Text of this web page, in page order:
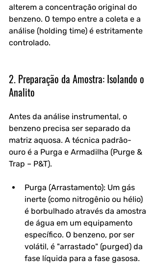
alterem a concentração original do
benzeno. O tempo entre a coleta e a
análise (holding time) é estritamente
controlado.
2. Preparação da Amostra: Isolando o
Analito
Antes da análise instrumental, o
benzeno precisa ser separado da
matriz aquosa. A técnica padrão-
ouro é a Purga e Armadilha (Purge &
Trap – P&T).
Purga (Arrastamento): Um gás
inerte (como nitrogênio ou hélio)
é borbulhado através da amostra
de água em um equipamento
específico. O benzeno, por ser
volátil, é "arrastado" (purged) da
fase líquida para a fase gasosa.